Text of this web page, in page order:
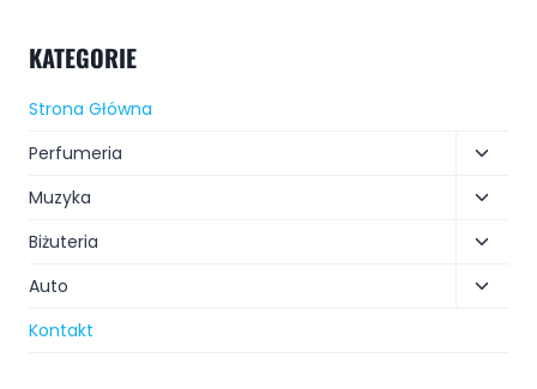
KATEGORIE
Strona Główna
Perfumeria
Muzyka
Biżuteria
Auto
Kontakt